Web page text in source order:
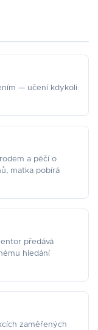
— učení kdykoli
a péčí o
matka pobírá
předává
hledání
zaměřených